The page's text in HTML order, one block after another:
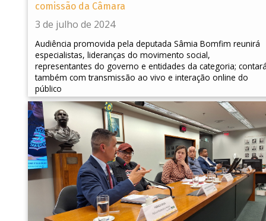
comissão da Câmara
3 de julho de 2024
Audiência promovida pela deputada Sâmia Bomfim reunirá
especialistas, lideranças do movimento social,
representantes do governo e entidades da categoria;
também com transmissão ao vivo e interação online do
público